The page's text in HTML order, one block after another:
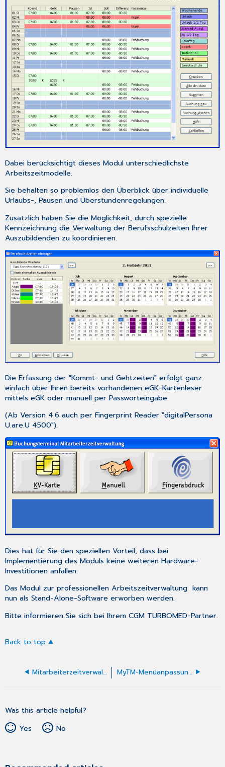
Dabei berücksichtigt dieses Modul unterschiedlichste
Arbeitszeitmodelle.
Sie behalten so problemlos den Überblick über individuelle
Urlaubs-, Pausen und Überstundenregelungen.
Zusätzlich haben Sie die Möglichkeit, durch spezielle
Kennzeichnung die Verwaltung der Berufsschulzeiten Ihrer
Auszubildenden zu koordinieren.
Die Erfassung der "Kommt- und Gehtzeiten" erfolgt ganz
einfach über Ihren bereits vorhandenen eGK-Kartenleser
mittels eGK oder manuell per Passworteingabe.
(Ab Version 4.6 auch per Fingerprint Reader "digitalPersona
U.are.U 4500").
Dies hat für Sie den speziellen Vorteil, dass bei
Implementierung des Moduls keine weiteren Hardware-
Investitionen anfallen.
Das Modul zur professionellen Arbeitszeitverwaltung kann
nun als Stand-Alone-Software erworben werden.
Bitte informieren Sie sich bei Ihrem CGM TURBOMED-Partner.
Back to top
Mitarbeiterzeitverwaltung MyTM-Menüanpassung
Was this article helpful?
Yes
No